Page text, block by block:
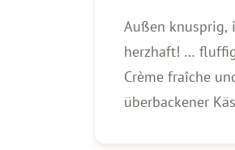
Außen knusprig,
herzhaft! …
Crème fraîche
überbackener